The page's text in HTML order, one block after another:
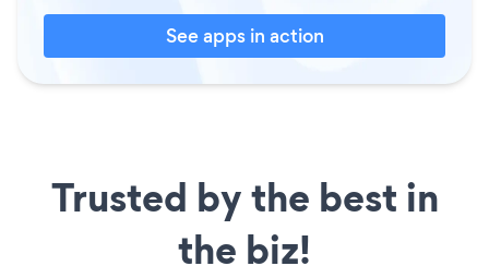
See apps in action
Trusted by the best in
the biz!